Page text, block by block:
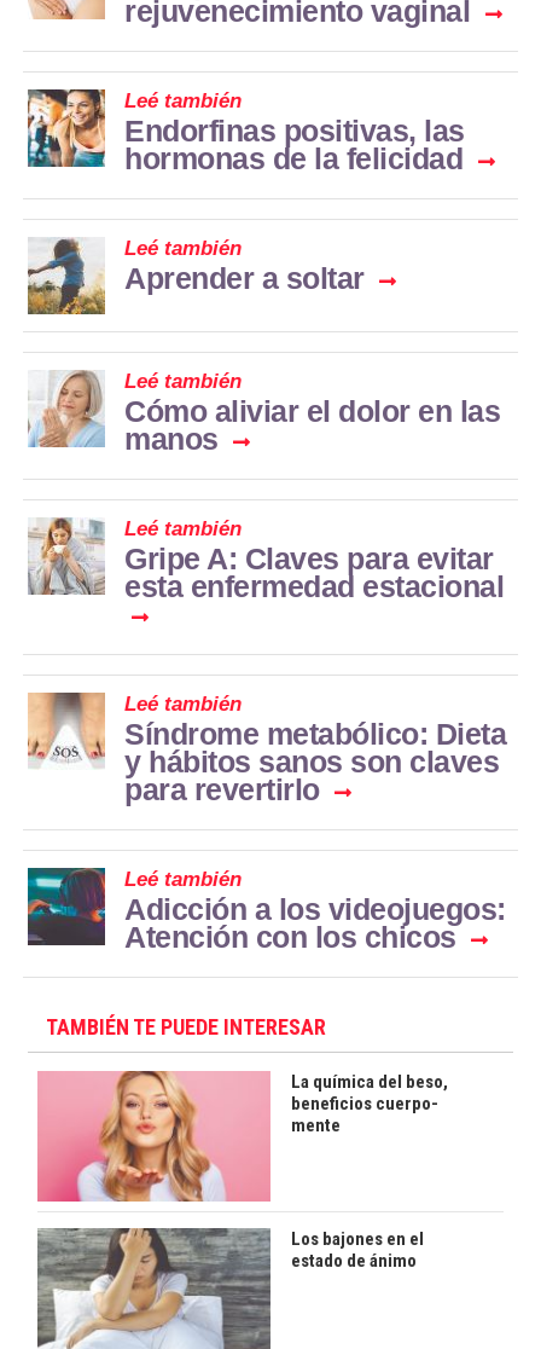
rejuvenecimiento vaginal
Leé también
Endorfinas positivas, las
hormonas de la felicidad
Leé también
Aprender a soltar
Leé también
Cómo aliviar el dolor en las
manos
Leé también
Gripe A: Claves para evitar
esta enfermedad estacional
Leé también
Síndrome metabólico: Dieta
y hábitos sanos son claves
para revertirlo
Leé también
Adicción a los videojuegos:
Atención con los chicos
TAMBIÉN TE PUEDE INTERESAR
La química del beso,
beneficios cuerpo-
mente
Los bajones en el
estado de ánimo